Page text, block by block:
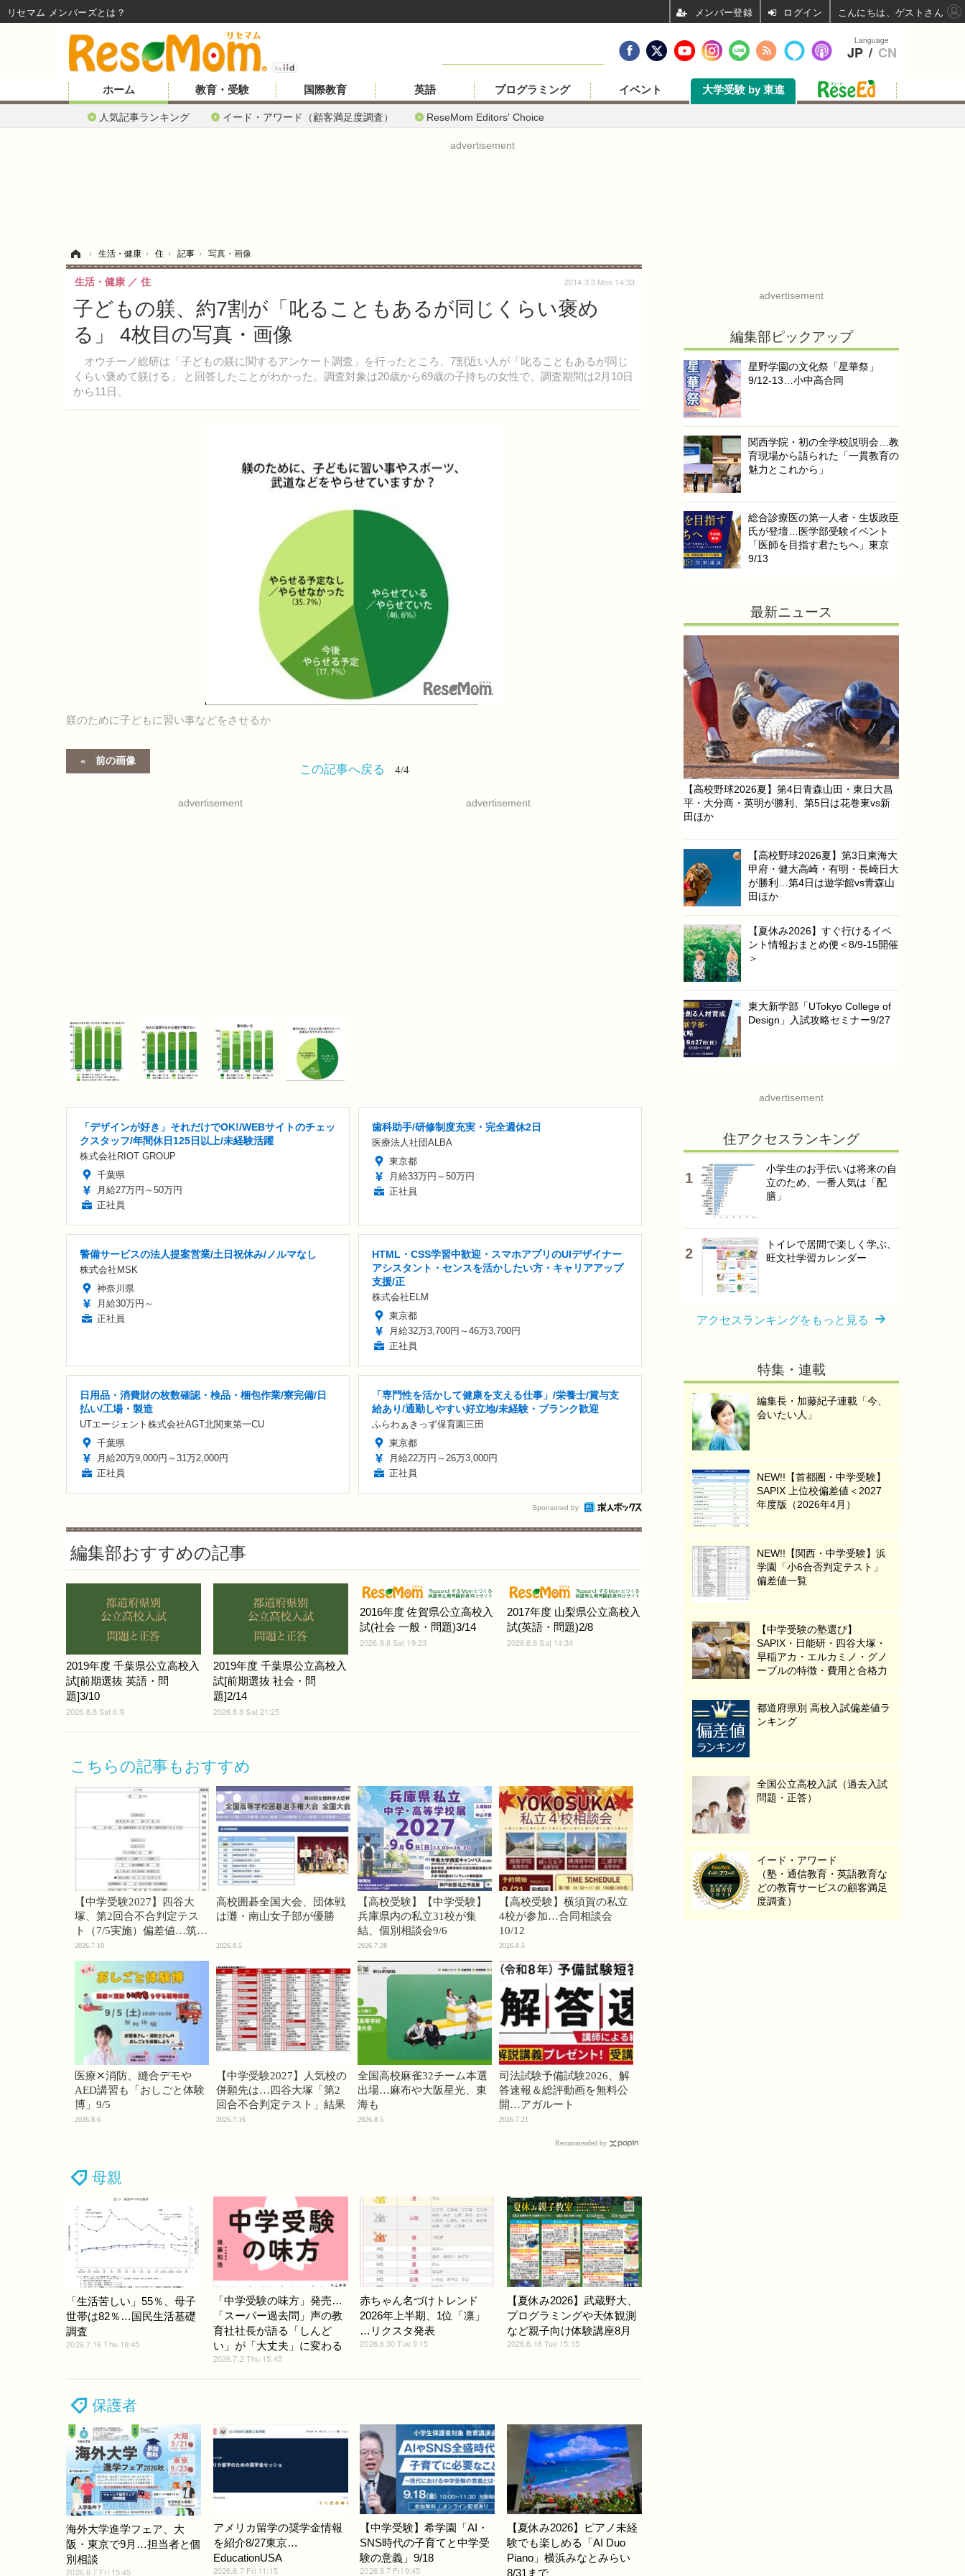
ホーム
人気記事ランキング イード・アワード（顧客満足度調査） ReseMom Editors' Choice
教育・受験 国際教育 英語 プログラミング イベント 大学受験 by 東進
advertisement
› 生活・健康 › 住 › 記事 › 写真・画像
子どもの躾、約7割が「叱ることもあるが同じくらい褒め
る」 4枚目の写真・画像
オウチーノ総研は「子どもの躾に関するアンケート調査」を行ったところ、7割近い人が「叱ることもあるが同じ
くらい褒めて躾ける」 と回答したことがわかった。調査対象は20歳から69歳の子持ちの女性で、調査期間は2月10日
から11日。
生活・健康 住 2014.3.3 Mon 14:33
躾のために子どもに習い事などをさせるか
前の画像
この記事へ戻る 4/4
advertisement advertisement
「デザインが好き」それだけでOK!/WEBサイトのチェッ
クスタッフ/年間休日125日以上/未経験活躍
株式会社RIOT GROUP
千葉県
月給27万円～50万円
正社員
歯科助手/研修制度充実・完全週休2日
医療法人社団ALBA
東京都
月給33万円～50万円
正社員
警備サービスの法人提案営業/土日祝休み/ノルマなし
株式会社MSK
神奈川県
月給30万円～
正社員
HTML・CSS学習中歓迎・スマホアプリのUIデザイナー
アシスタント・センスを活かしたい方・キャリアアップ
支援/正
株式会社ELM
東京都
月給32万3,700円～46万3,700円
正社員
日用品・消費財の枚数確認・検品・梱包作業/寮完備/日
払い/工場・製造
UTエージェント株式会社AGT北関東第一CU
千葉県
月給20万9,000円～31万2,000円
正社員
「専門性を活かして健康を支える仕事」/栄養士/賞与支
給あり/通勤しやすい好立地/未経験・ブランク歓迎
ふらわぁきっず保育園三田
東京都
月給22万円～26万3,000円
正社員
Sponsored by
編集部おすすめの記事
2019年度 千葉県公立高校入
試[前期選抜 英語・問
題]3/10
2026.8.8 Sat 6:9
2019年度 千葉県公立高校入
試[前期選抜 社会・問
題]2/14
2026.8.8 Sat 21:25
2016年度 佐賀県公立高校入
試(社会 一般・問題)3/14
2026.8.8 Sat 19:23
2017年度 山梨県公立高校入
試(英語・問題)2/8
2026.8.8 Sat 14:34
こちらの記事もおすすめ
【中学受験2027】四谷大
塚、第2回合不合判定テス
ト（7/5実施）偏差値…筑駒
74・桜蔭70＜PR＞
2026.7.10
高校囲碁全国大会、団体戦
は灘・南山女子部が優勝
2026.8.5
【高校受験】【中学受験】
兵庫県内の私立31校が集
結、個別相談会9/6
2026.7.28
【高校受験】横須賀の私立
4校が参加…合同相談会
10/12
2026.8.5
医療✕消防、縫合デモや
AED講習も「おしごと体験
博」9/5
2026.8.6
【中学受験2027】人気校の
併願先は…四谷大塚「第2
回合不合判定テスト」結果
2026.7.16
全国高校麻雀32チーム本選
出場…麻布や大阪星光、東
海も
2026.8.5
司法試験予備試験2026、解
答速報＆総評動画を無料公
開…アガルート
2026.7.21
Recommended by
母親
「生活苦しい」55％、母子
世帯は82％…国民生活基礎
調査
2026.7.16 Thu 19:45
「中学受験の味方」発売…
「スーパー過去問」声の教
育社社長が語る「しんど
い」が「大丈夫」に変わる
2026.7.2 Thu 15:45
赤ちゃん名づけトレンド
2026年上半期、1位「凛」
…リクスタ発表
2026.6.30 Tue 9:15
【夏休み2026】武蔵野大、
プログラミングや天体観測
など親子向け体験講座8月
2026.6.16 Tue 15:15
保護者
海外大学進学フェア、大
阪・東京で9月…担当者と個
別相談
2026.8.7 Fri 15:45
アメリカ留学の奨学金情報
を紹介8/27東京…
EducationUSA
2026.8.7 Fri 11:15
【中学受験】希学園「AI・
SNS時代の子育てと中学受
験の意義」9/18
2026.8.7 Fri 9:45
【夏休み2026】ピアノ未経
験でも楽しめる「AI Duo
Piano」横浜みなとみらい
8/31まで
advertisement
編集部ピックアップ
星野学園の文化祭「星華祭」
9/12-13…小中高合同
関西学院・初の全学校説明会…教
育現場から語られた「一貫教育の
魅力とこれから」
総合診療医の第一人者・生坂政臣
氏が登壇…医学部受験イベント
「医師を目指す君たちへ」東京
9/13
最新ニュース
【高校野球2026夏】第4日青森山田・東日大昌
平・大分商・英明が勝利、第5日は花巻東vs新
田ほか
【高校野球2026夏】第3日東海大
甲府・健大高崎・有明・長崎日大
が勝利…第4日は遊学館vs青森山
田ほか
【夏休み2026】すぐ行けるイベ
ント情報おまとめ便＜8/9-15開催
＞
東大新学部「UTokyo College of
Design」入試攻略セミナー9/27
advertisement
住アクセスランキング
小学生のお手伝いは将来の自
立のため、一番人気は「配
膳」
トイレで居間で楽しく学ぶ、
旺文社学習カレンダー
アクセスランキングをもっと見る
特集・連載
編集長・加藤紀子連載「今、
会いたい人」
NEW!!【首都圏・中学受験】
SAPIX 上位校偏差値＜2027
年度版（2026年4月）
NEW!!【関西・中学受験】浜
学園「小6合否判定テスト」
偏差値一覧
【中学受験の塾選び】
SAPIX・日能研・四谷大塚・
早稲アカ・エルカミノ・グノ
ーブルの特徴・費用と合格力
都道府県別 高校入試偏差値ラ
ンキング
全国公立高校入試（過去入試
問題・正答）
イード・アワード
（塾・通信教育・英語教育な
どの教育サービスの顧客満足
度調査）
Language
JP / CN
リセマム メンバーズ ログイン こんにちは、ゲストさん